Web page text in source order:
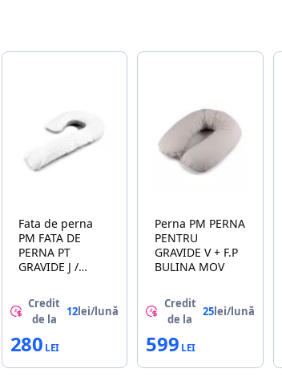
Fata de perna
PM FATA DE
PERNA PT
GRAVIDE J /
Credit
de la
12lei/lună
280
Perna PM PERNA
PENTRU
GRAVIDE V + F.P
BULINA MOV
Credit
de la
25lei/lună
599